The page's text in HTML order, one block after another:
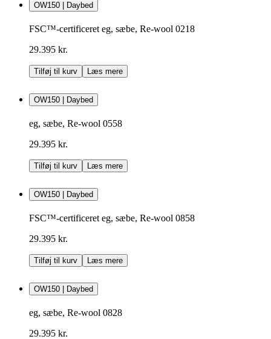
OW150 | Daybed
FSC™-certificeret eg, sæbe, Re-wool 0218
29.395 kr.
Tilføj til kurv Læs mere
OW150 | Daybed
eg, sæbe, Re-wool 0558
29.395 kr.
Tilføj til kurv Læs mere
OW150 | Daybed
FSC™-certificeret eg, sæbe, Re-wool 0858
29.395 kr.
Tilføj til kurv Læs mere
OW150 | Daybed
eg, sæbe, Re-wool 0828
29.395 kr.